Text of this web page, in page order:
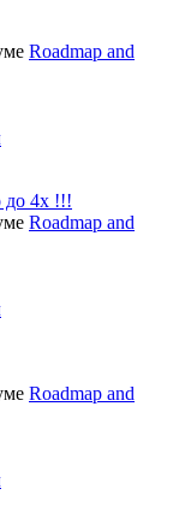
Roadmap and
до 4х !!!
Roadmap and
Roadmap and